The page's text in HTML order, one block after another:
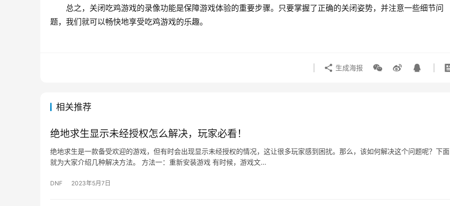
总之，关闭吃鸡游戏的录像功能是保障游戏体验的重要步骤。只要掌握了正确的关闭姿势，并注意一些细节问
题，我们就可以畅快地享受吃鸡游戏的乐趣。
生成海报
相关推荐
绝地求生显示未经授权怎么解决，玩家必看！
绝地求生是一款备受欢迎的游戏，但有时会出现显示未经授权的情况，这让很多玩家感到困扰。那么，该如何解决这个问题呢？下面
就为大家介绍几种解决方法。 方法一：重新安装游戏 有时候，游戏文…
DNF 2023年5月7日